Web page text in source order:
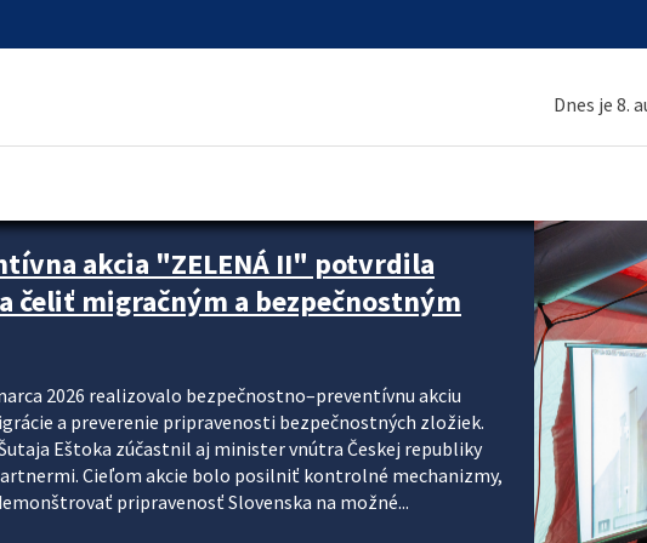
Dnes je 8.
akcia "ZELENÁ II" potvrdila
čeliť migračným a bezpečnostným
2026 realizovalo bezpečnostno–preventívnu akciu
a preverenie pripravenosti bezpečnostných zložiek.
Eštoka zúčastnil aj minister vnútra Českej republiky
Cieľom akcie bolo posilniť kontrolné mechanizmy,
pripravenosť Slovenska na možné...